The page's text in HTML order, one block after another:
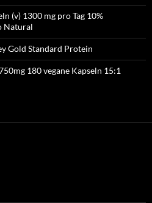
(v) 1300 mg pro Tag 10%
Natural
Gold Standard Protein
180 vegane Kapseln 15:1